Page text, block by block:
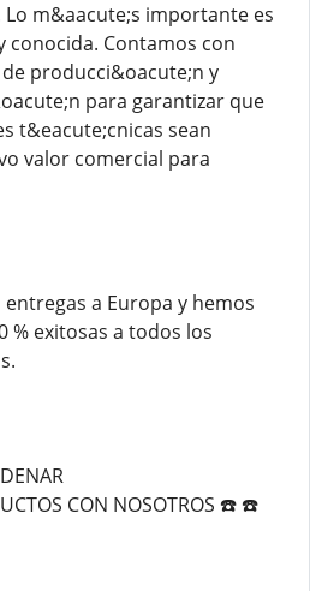
Lo m&aacute;s importante es
conocida. Contamos con
producci&oacute;n y
para garantizar que
t&eacute;cnicas sean
valor comercial para
a Europa y hemos
% exitosas a todos los
CON NOSOTROS ☎️ ☎️